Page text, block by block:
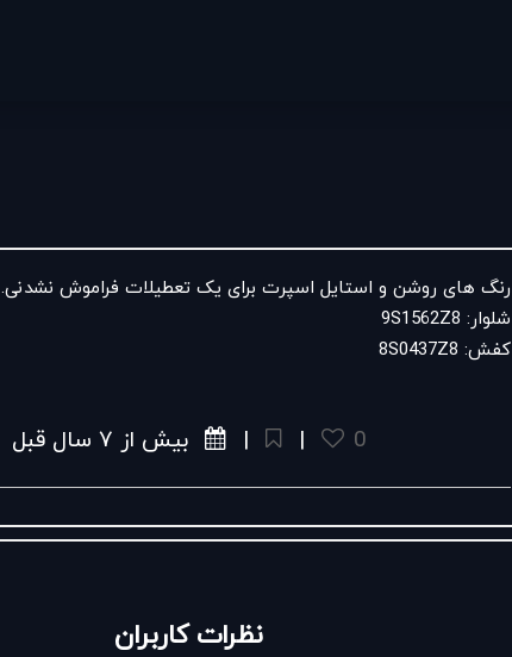
رنگ های روشن و استایل اسپرت برای یک تعطیلات فراموش نشدنی.
شلوار: 9S1562Z8
کفش: 8S0437Z8
0
|
| بیش از ۷ سال قبل
نظرات کاربران